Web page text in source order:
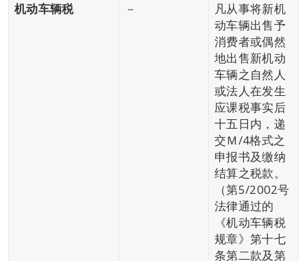
机动车辆税 －
凡从事将新机
动车辆出售予
消费者或偶然
地出售新机动
车辆之自然人
或法人在发生
应课税事实后
十五日内，递
交Ｍ/4格式之
申报书及缴纳
结算之税款。
（第5/2002号
法律通过的
《机动车辆税
规章》第十七
条第二款及第